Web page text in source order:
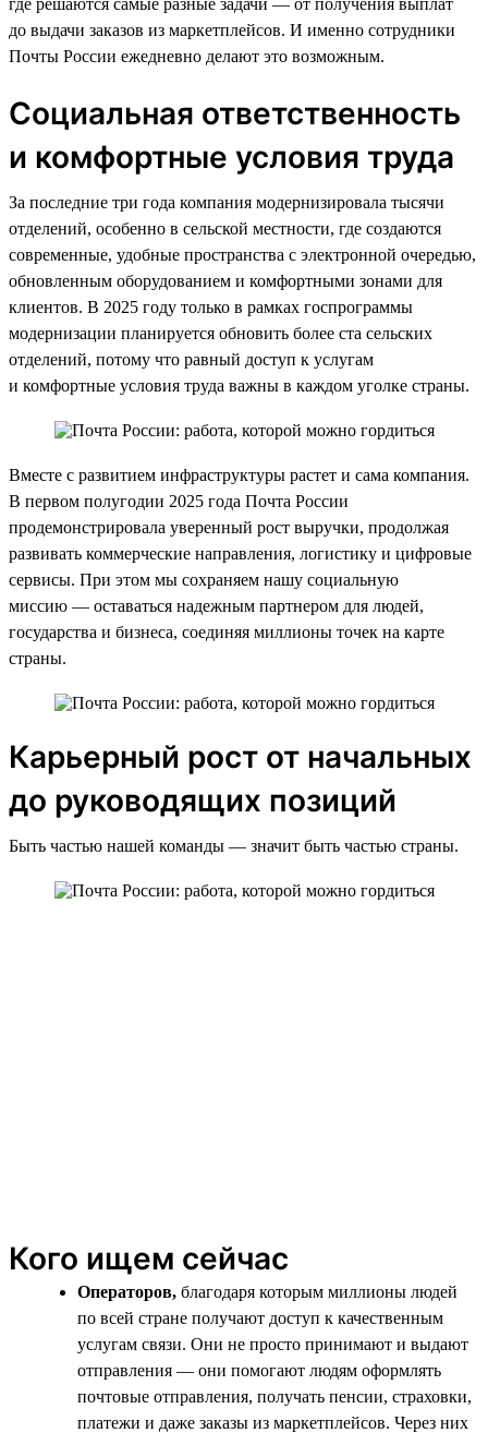
до выдачи заказов из маркетплейсов. И именно сотрудники
Почты России ежедневно делают это возможным.
Социальная ответственность
и комфортные условия труда
За последние три года компания модернизировала тысячи
отделений, особенно в сельской местности, где создаются
современные, удобные пространства с электронной очередью,
обновленным оборудованием и комфортными зонами для
клиентов. В 2025 году только в рамках госпрограммы
модернизации планируется обновить более ста сельских
отделений, потому что равный доступ к услугам
и комфортные условия труда важны в каждом уголке страны.
Вместе с развитием инфраструктуры растет и сама компания.
В первом полугодии 2025 года Почта России
продемонстрировала уверенный рост выручки, продолжая
развивать коммерческие направления, логистику и цифровые
сервисы. При этом мы сохраняем нашу социальную
миссию — оставаться надежным партнером для людей,
государства и бизнеса, соединяя миллионы точек на карте
страны.
Карьерный рост от начальных
до руководящих позиций
Быть частью нашей команды — значит быть частью страны.
Кого ищем сейчас
Операторов, благодаря которым миллионы людей
по всей стране получают доступ к качественным
услугам связи. Они не просто принимают и выдают
отправления — они помогают людям оформлять
почтовые отправления, получать пенсии, страховки,
платежи и даже заказы из маркетплейсов. Через них